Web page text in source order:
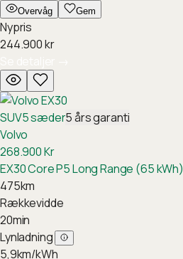
Overvåg Gem
Nypris
244.900kr
SUV5sæder5års garanti
Volvo
268.900Kr
EX30 Core P5 Long Range (65 kWh)
475km
Rækkevidde
20min
Lynladning
5,9km/kWh